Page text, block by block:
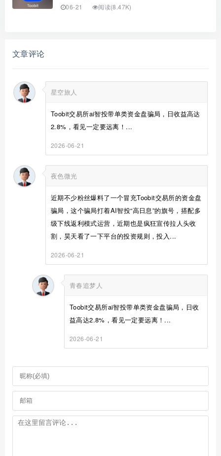
06-21 阅读(8.47K)
文章评论
星空旅人
Toobit交易所ai智投带单类资金盘骗局，日收益高达
2.8%，看见一定要远离！...
2026-06-21
夜色微光
近期不少粉丝爆料了一个冒充Toobit交易所的资金盘
骗局，这个骗局打着AI智投“高日息”的旗号，搭配多
级下线返利模式运营，近期也是疯狂宣传拉人头收
割，昊天看了一下平台的投资规则，投入...
2026-06-21
青春追梦人
Toobit交易所ai智投带单类资金盘骗局，日收
益高达2.8%，看见一定要远离！...
2026-06-21